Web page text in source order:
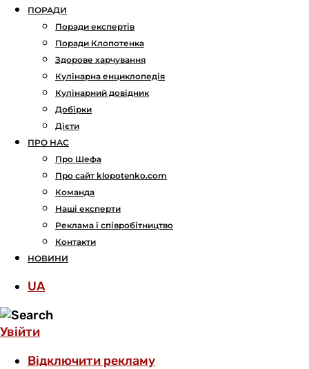
ПОРАДИ
Поради експертів
Поради Клопотенка
Здорове харчування
Кулінарна енциклопедія
Кулінарний довідник
Добірки
Дієти
ПРО НАС
Про Шефа
Про сайт klopotenko.com
Команда
Наші експерти
Реклама і співробітництво
Контакти
НОВИНИ
UA
Увійти
Відключити рекламу